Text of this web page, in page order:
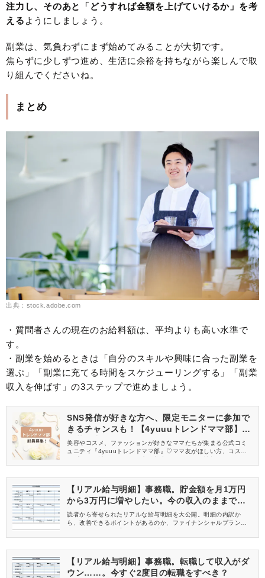
注力し、そのあと「どうすれば金額を上げていけるか」を考
える ようにしましょう。
副業は、気負わずにまず始めてみることが大切です。
焦らずに少しずつ進め、生活に余裕を持ちながら楽しんで取
り組んでくださいね。
まとめ
出典：stock.adobe.com
・質問者さんの現在のお給料額は、平均よりも高い水準で
す。
・副業を始めるときは「自分のスキルや興味に合った副業を
選ぶ」「副業に充てる時間をスケジューリングする」「副業
収入を伸ばす」の3ステップで進めましょう。
SNS発信が好きな方へ、限定モニターに参加で
きるチャンスも！【4yuuuトレンドママ部】部
員募集中
美容やコスメ、ファッションが好きなママたちが集まる公式コミ
ュニティ『4yuuuトレンドママ部』♡ママ友がほしい方、コスメサ
信してくれる方を募集しています！
【リアル給与明細】事務職。貯金額を月1万円
から3万円に増やしたい。今の収入のままで可
能でしょうか？
読者から寄せられたリアルな給与明細を大公開。明細の内訳か
ら、改善できるポイントがあるのか、ファイナンシャルプランナ
【リアル給与明細】事務職。転職して収入がダ
ウン……。今すぐ2度目の転職をすべき？